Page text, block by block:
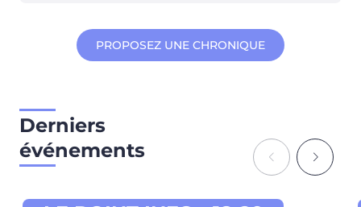
PROPOSEZ UNE CHRONIQUE
Derniers
événements